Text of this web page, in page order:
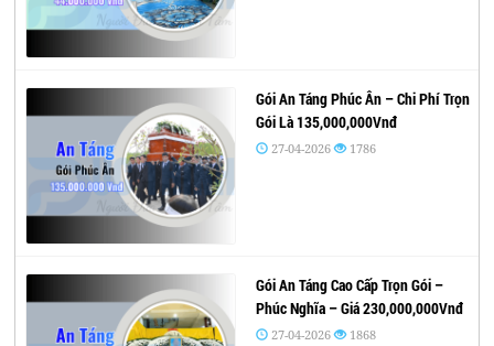
Gói An Táng Phúc Ân – Chi Phí Trọn
Gói Là 135,000,000Vnđ
27-04-2026 1786
Gói An Táng Cao Cấp Trọn Gói –
Phúc Nghĩa – Giá 230,000,000Vnđ
27-04-2026 1868